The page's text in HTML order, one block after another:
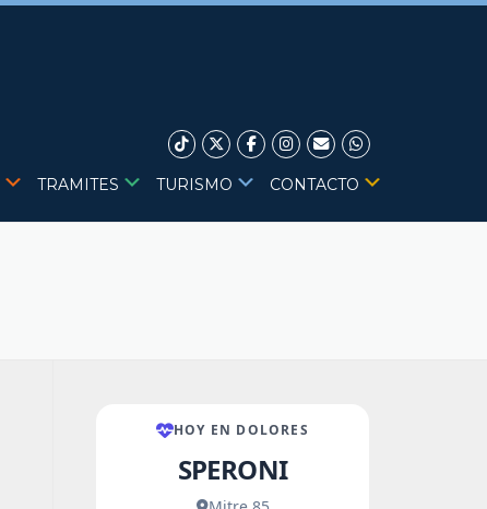
TRAMITES TURISMO CONTACTO